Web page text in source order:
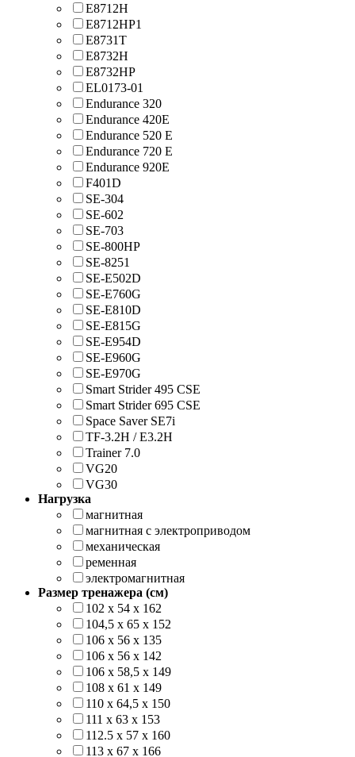
E8712H
E8712HP1
E8731T
E8732H
E8732HP
EL0173-01
Endurance 320
Endurance 420E
Endurance 520 E
Endurance 720 E
Endurance 920E
F401D
SE-304
SE-602
SE-703
SE-800HP
SE-8251
SE-E502D
SE-E760G
SE-E810D
SE-E815G
SE-E954D
SE-E960G
SE-E970G
Smart Strider 495 CSE
Smart Strider 695 CSE
Space Saver SE7i
TF-3.2H / E3.2H
Trainer 7.0
VG20
VG30
Нагрузка
магнитная
магнитная с электроприводом
механическая
ременная
электромагнитная
Размер тренажера (см)
102 х 54 х 162
104,5 х 65 х 152
106 х 56 х 135
106 х 56 х 142
106 х 58,5 х 149
108 х 61 х 149
110 x 64,5 x 150
111 х 63 х 153
112.5 x 57 x 160
113 х 67 х 166